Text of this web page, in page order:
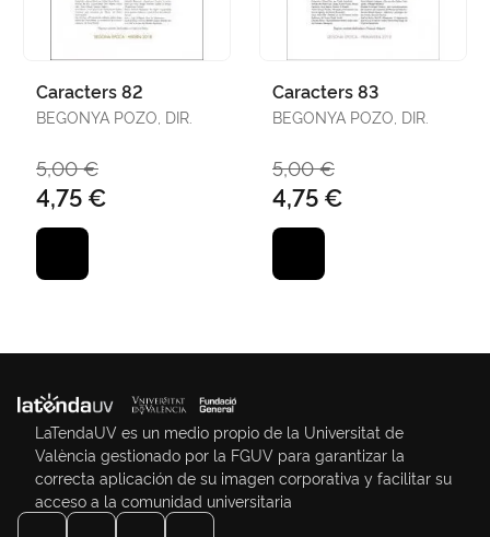
Caracters 82
BEGONYA POZO, DIR.
5,00 €
4,75 €
Caracters 83
BEGONYA POZO, DIR.
5,00 €
4,75 €
LaTendaUV es un medio propio de la Universitat de
València gestionado por la FGUV para garantizar la
correcta aplicación de su imagen corporativa y facilitar su
acceso a la comunidad universitaria